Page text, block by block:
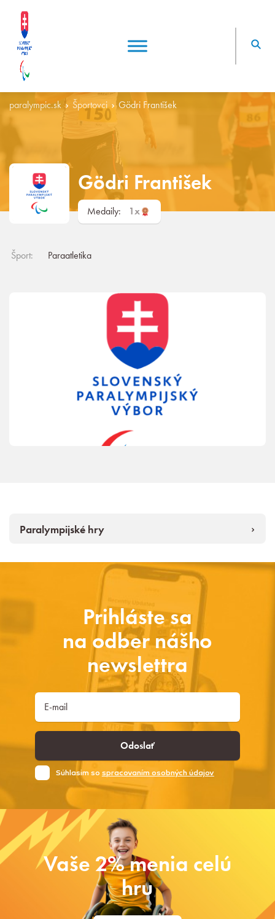
paralympic.sk Športovci Gödri František
Gödri František
Medaily: 1x
Šport: Paraatletika
Paralympijské hry
Prihláste sa
na odber nášho
newslettra
Odoslať
Súhlasim so spracovaním osobných údajov
Vaše 2% menia celú
hru